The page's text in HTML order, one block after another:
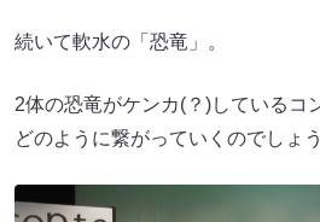
続いて軟水の「恐竜」。
2体の恐竜がケンカ(？)しているコ
どのように繋がっていくのでしょ